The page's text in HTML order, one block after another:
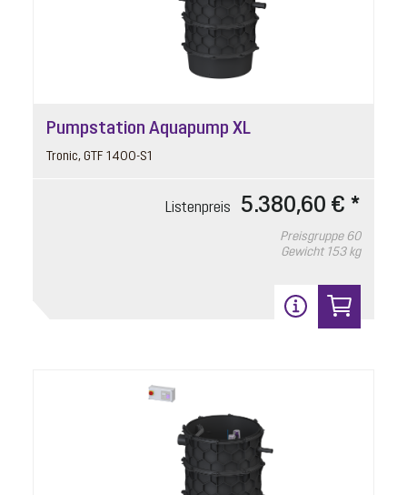
Pumpstation Aquapump XL
Tronic, GTF 1400-S1
Listenpreis 5.380,60 € *
Preisgruppe 60
Gewicht 153 kg